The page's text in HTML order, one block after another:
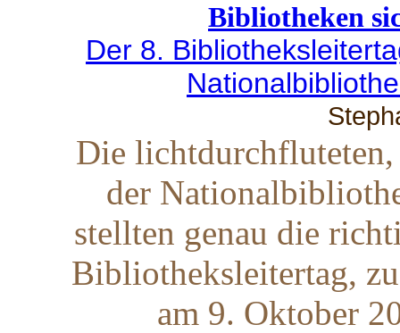
Bibliotheken
Der 8.
Die
der
stellten genau die
Bibliotheksleitertag,
am 9. Oktober